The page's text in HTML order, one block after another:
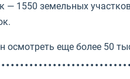
1550 земельных
еще более 50